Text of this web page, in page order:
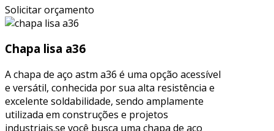
Solicitar orçamento
Chapa lisa a36
A chapa de aço astm a36 é uma opção acessível
e versátil, conhecida por sua alta resistência e
excelente soldabilidade, sendo amplamente
utilizada em construções e projetos
industriais.se você busca uma chapa de aço